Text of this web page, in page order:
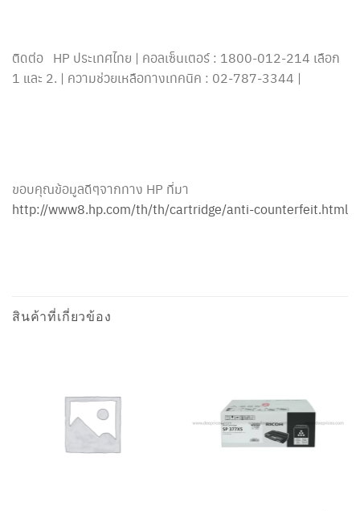
ติดต่อ HP ประเทศไทย | คอลเซ็นเตอร์ : 1800-012-214 เลือก
1 และ 2. | ความช่วยเหลือทางเทคนิค : 02-787-3344 |
ขอบคุณข้อมูลดีๆจากทาง HP ที่มา
http://www8.hp.com/th/th/cartridge/anti-counterfeit.html
สินค้าที่เกี่ยวข้อง